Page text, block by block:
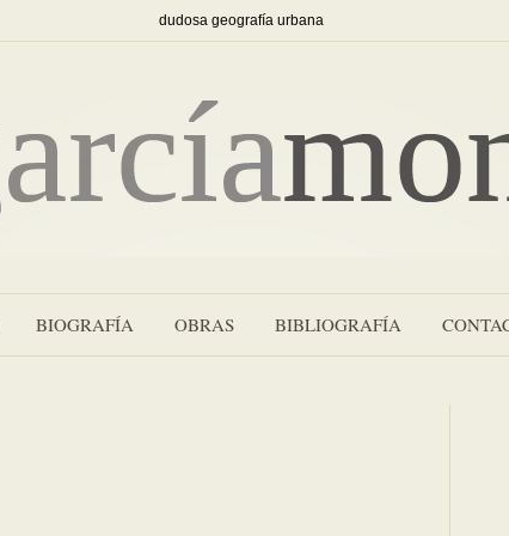
dudosa geografía urbana
BIOGRAFÍA OBRAS BIBLIOGRAFÍA